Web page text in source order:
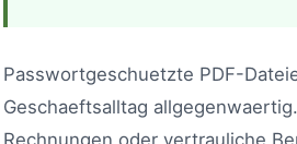
Passwortgeschuetzte PDF-
Geschaeftsalltag
Rechnungen oder vertrauliche